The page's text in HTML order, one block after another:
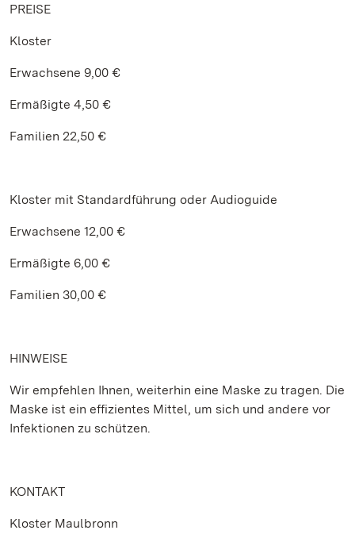
PREISE
Kloster
Erwachsene 9,00 €
Ermäßigte 4,50 €
Familien 22,50 €
Kloster mit Standardführung oder Audioguide
Erwachsene 12,00 €
Ermäßigte 6,00 €
Familien 30,00 €
HINWEISE
Wir empfehlen Ihnen, weiterhin eine Maske zu tragen. Die
Maske ist ein effizientes Mittel, um sich und andere vor
Infektionen zu schützen.
KONTAKT
Kloster Maulbronn